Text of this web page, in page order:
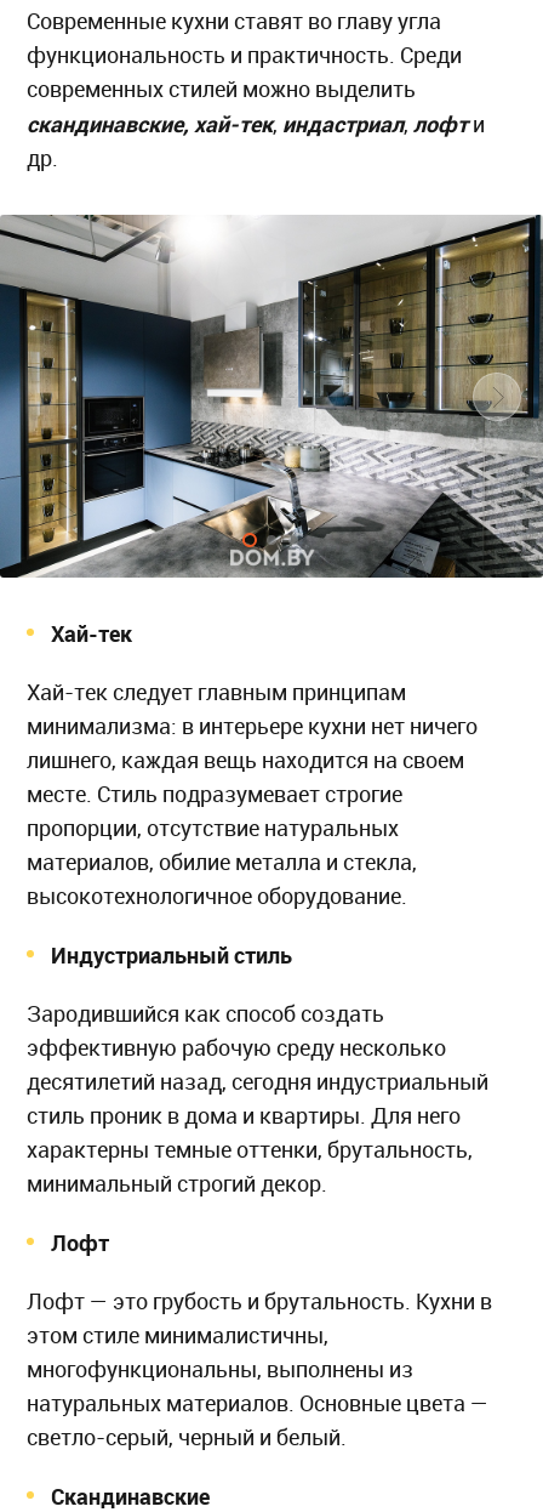
Современные кухни ставят во главу угла
функциональность и практичность. Среди
современных стилей можно выделить
скандинавские, хай-тек, индастриал,лофти
др.
Хай-тек
Хай-тек следует главным принципам
минимализма: в интерьере кухни нет ничего
лишнего, каждая вещь находится на своем
месте. Стиль подразумевает строгие
пропорции, отсутствие натуральных
материалов, обилие металла и стекла,
высокотехнологичное оборудование.
Индустриальный стиль
Зародившийся как способ создать
эффективную рабочую среду несколько
десятилетий назад, сегодня индустриальный
стиль проник в дома и квартиры. Для него
характерны темные оттенки, брутальность,
минимальный строгий декор.
Лофт
Лофт — это грубость и брутальность. Кухни в
этом стиле минималистичны,
многофункциональны, выполнены из
натуральных материалов. Основные цвета —
светло-серый, черный и белый.
Скандинавские